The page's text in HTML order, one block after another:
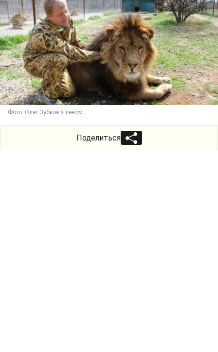
Фото: Олег Зубков з левом
Поделиться